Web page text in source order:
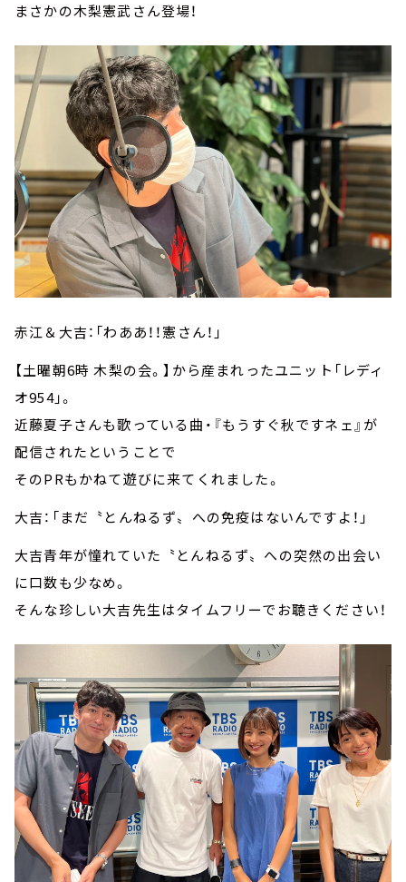
まさかの木梨憲武さん登場！
赤江＆大吉：「わああ！！憲さん！」
【土曜朝6時 木梨の会。】から産まれったユニット「レディ
オ954」。
近藤夏子さんも歌っている曲・『もうすぐ秋ですネェ』が
配信されたということで
そのPRもかねて遊びに来てくれました。
大吉：「まだ〝とんねるず〟への免疫はないんですよ！」
大吉青年が憧れていた〝とんねるず〟への突然の出会い
に口数も少なめ。
そんな珍しい大吉先生はタイムフリーでお聴きください！